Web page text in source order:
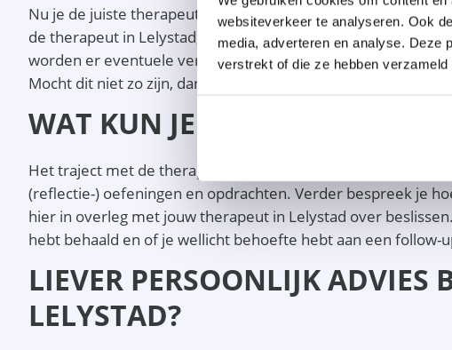
websiteverkeer te analyseren. Ook
media, adverteren en analyse. Deze
verstrekt of die ze hebben
Nu je de juiste therapeut in Lelystad hebt gevonden, is het
de therapeut in Lelystad, omdat het traject zo het meest
worden er eventuele vergoedingsmogelijkheden
Mocht dit niet zo zijn, dan kun je nog verder kijken en een
WAT KUN JE VERWACHTEN
Het traject met de therapeut in Lelystad start als jij akkoord
(reflectie-) oefeningen en opdrachten. Verder bespreek je
hier in overleg met jouw therapeut in Lelystad over
hebt behaald en of je wellicht behoefte hebt aan een follow-
LIEVER PERSOONLIJK ADVIES
LELYSTAD?